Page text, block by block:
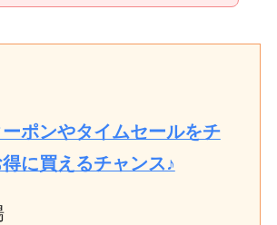
ポンやタイムセールをチ
に買えるチャンス♪